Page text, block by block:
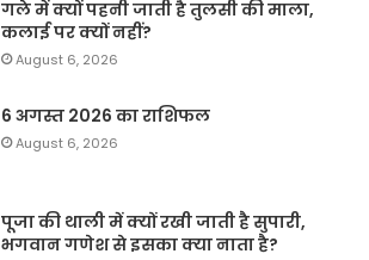
गले में क्यों पहनी जाती है तुलसी की माला,
कलाई पर क्यों नहीं?
August 6, 2026
6 अगस्त 2026 का राशिफल
August 6, 2026
पूजा की थाली में क्यों रखी जाती है सुपारी,
भगवान गणेश से इसका क्या नाता है?